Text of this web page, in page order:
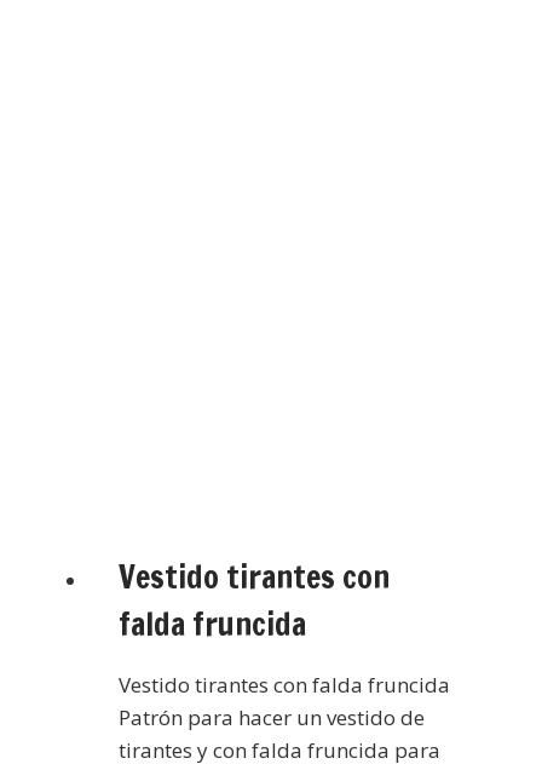
Vestido tirantes con
falda fruncida
Vestido tirantes con falda fruncida
Patrón para hacer un vestido de
tirantes y con falda fruncida para